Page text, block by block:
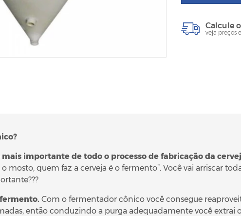
Calcule
veja preços
importante de todo o processo de fabricação da
mosto, quem faz a cerveja é o fermento”. Você vai arriscar
Com o fermentador cônico você consegue
então conduzindo a purga adequadamente você extrai